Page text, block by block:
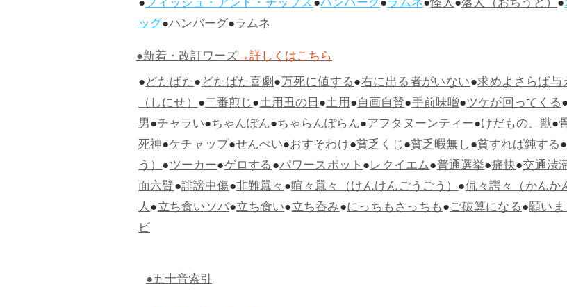
●フィッシュ・アンド・チップス●ハンバーグ●ラムネ●怪人●落人（おちうど）●
ッグ●ハンバーグ●ラムネ
●新着・改訂ワーズ→詳しくはこちら
●どたばた●どたばた喜劇●万死に値する●右に出る者がいない●求めよさらば
（しにせ）●二番煎じ●土用丑の日●土用●自画自賛●手前味噌●ツケが回ってくる
男●チャラい●ちゃんぽん●ちゃらんぽらん●アフタヌーンティー●けだもの、獣●
死神●ケチャップ●せんべい●おすそわけ●貧乏くじ●貧乏暇無し●貧すれば鈍する●
う）●ツーカー●ゲロする●パワースポット●レクイエム●普通選挙●痛快●交通渋
面六臂●誹謗中傷●非難囂々●喧々囂々（けんけんごうごう）●侃々諤々（かんか
人●立ち食いソバ●立ち食い●立ち呑み●にっちもさっちも●ご破算になる●願い
ビ
●五十音索引